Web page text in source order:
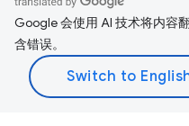
Google 会使用 AI 技术将内容
含错误。